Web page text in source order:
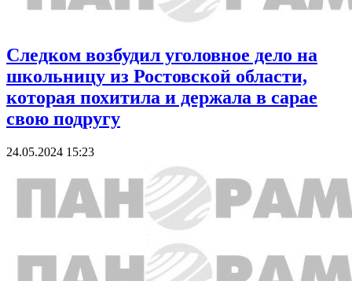
Следком возбудил уголовное дело на
школьницу из Ростовской области,
которая похитила и держала в сарае
свою подругу
24.05.2024 15:23